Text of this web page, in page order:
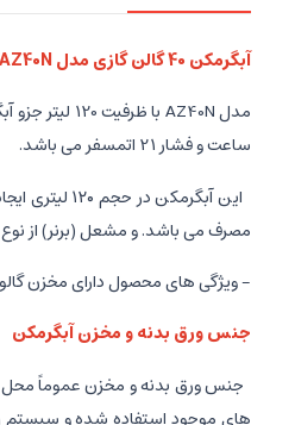
آبگرمکن 40 گالن گازی مدل AZ40N
ساعت و فشار 21 اتمسفر می باشد.
این
مصرف می باشد. و مشعل (برنر) از
- ویژگی های محصول دارای مخزن گالوانیزه ۳ میل دارای کلاهک تعدیل با قابلیت تعدیل مکش در دودکش مجهز به شیر کنترل هوشمند
جنس ورق بدنه و مخزن آبگرمکن
جنس ورق بدنه و مخزن عموماً محل